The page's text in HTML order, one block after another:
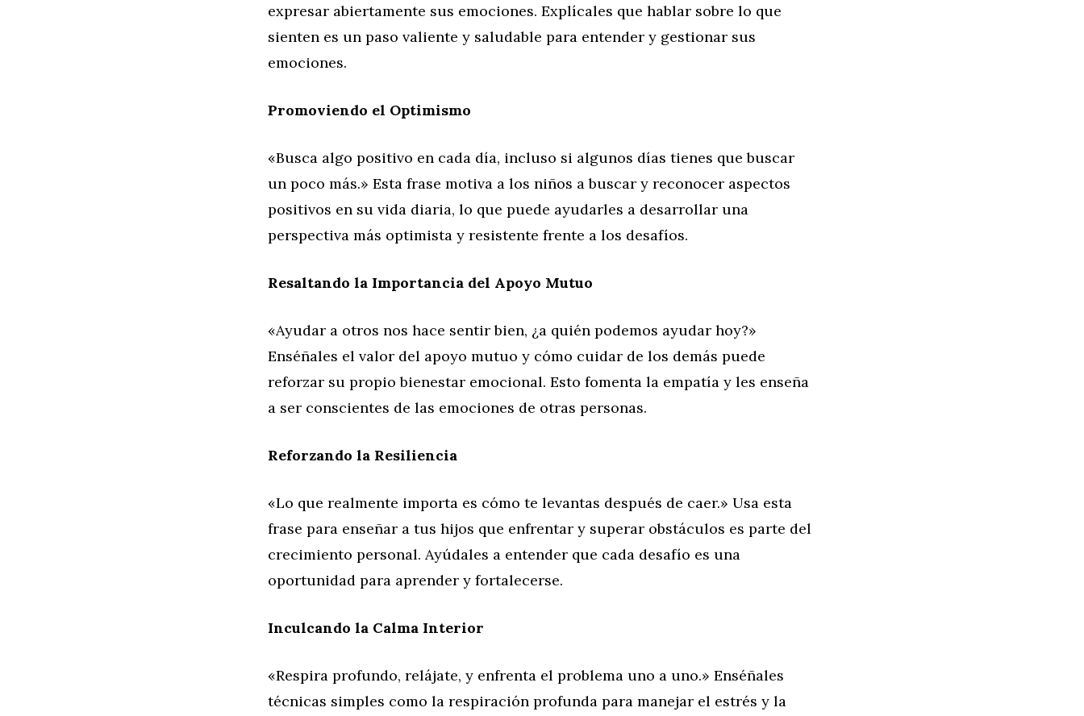
expresar abiertamente sus emociones. Explícales que hablar sobre lo que
sienten es un paso valiente y saludable para entender y gestionar sus
emociones.
Promoviendo el Optimismo
«Busca algo positivo en cada día, incluso si algunos días tienes que buscar
un poco más.» Esta frase motiva a los niños a buscar y reconocer aspectos
positivos en su vida diaria, lo que puede ayudarles a desarrollar una
perspectiva más optimista y resistente frente a los desafíos.
Resaltando la Importancia del Apoyo Mutuo
«Ayudar a otros nos hace sentir bien, ¿a quién podemos ayudar hoy?»
Enséñales el valor del apoyo mutuo y cómo cuidar de los demás puede
reforzar su propio bienestar emocional. Esto fomenta la empatía y les enseña
a ser conscientes de las emociones de otras personas.
Reforzando la Resiliencia
«Lo que realmente importa es cómo te levantas después de caer.» Usa esta
frase para enseñar a tus hijos que enfrentar y superar obstáculos es parte del
crecimiento personal. Ayúdales a entender que cada desafío es una
oportunidad para aprender y fortalecerse.
Inculcando la Calma Interior
«Respira profundo, relájate, y enfrenta el problema uno a uno.» Enséñales
técnicas simples como la respiración profunda para manejar el estrés y la